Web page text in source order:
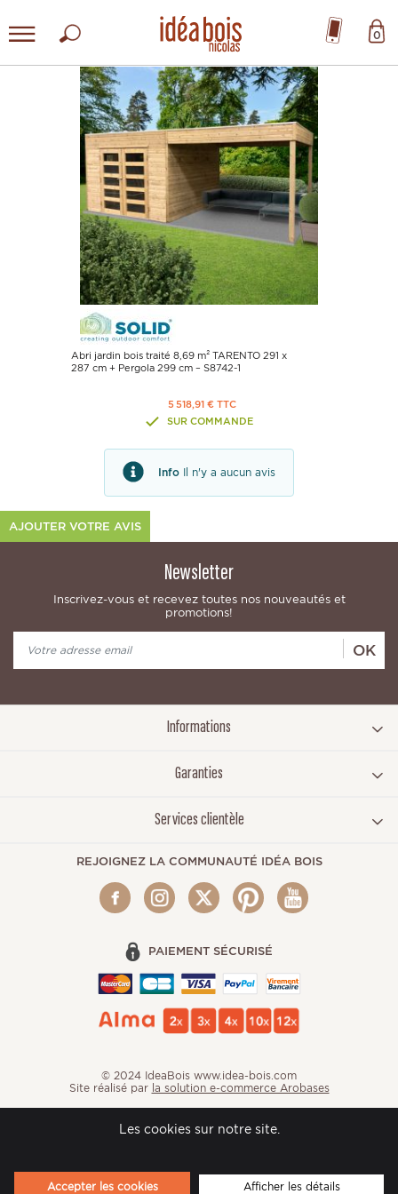
0
Abri jardin bois traité 8,69 m² TARENTO 291 x
287 cm + Pergola 299 cm – S8742-1
5 518,91 € TTC
SUR COMMANDE
Info Il n'y a aucun avis
AJOUTER VOTRE AVIS
Newsletter
Inscrivez-vous et recevez toutes nos nouveautés et
promotions!
OK
Informations
Garanties
Services clientèle
REJOIGNEZ LA COMMUNAUTÉ IDÉA BOIS
PAIEMENT SÉCURISÉ
© 2024 IdeaBois www.idea-bois.com
Site réalisé par la solution e-commerce Arobases
Les cookies sur notre site.
Accepter les cookies Afficher les détails